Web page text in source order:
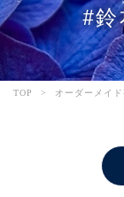
#
TOP > オーダーメイド